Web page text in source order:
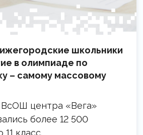
школьники
в олимпиаде по
– самому массовому
центра «Вега»
более 12 500
класс.